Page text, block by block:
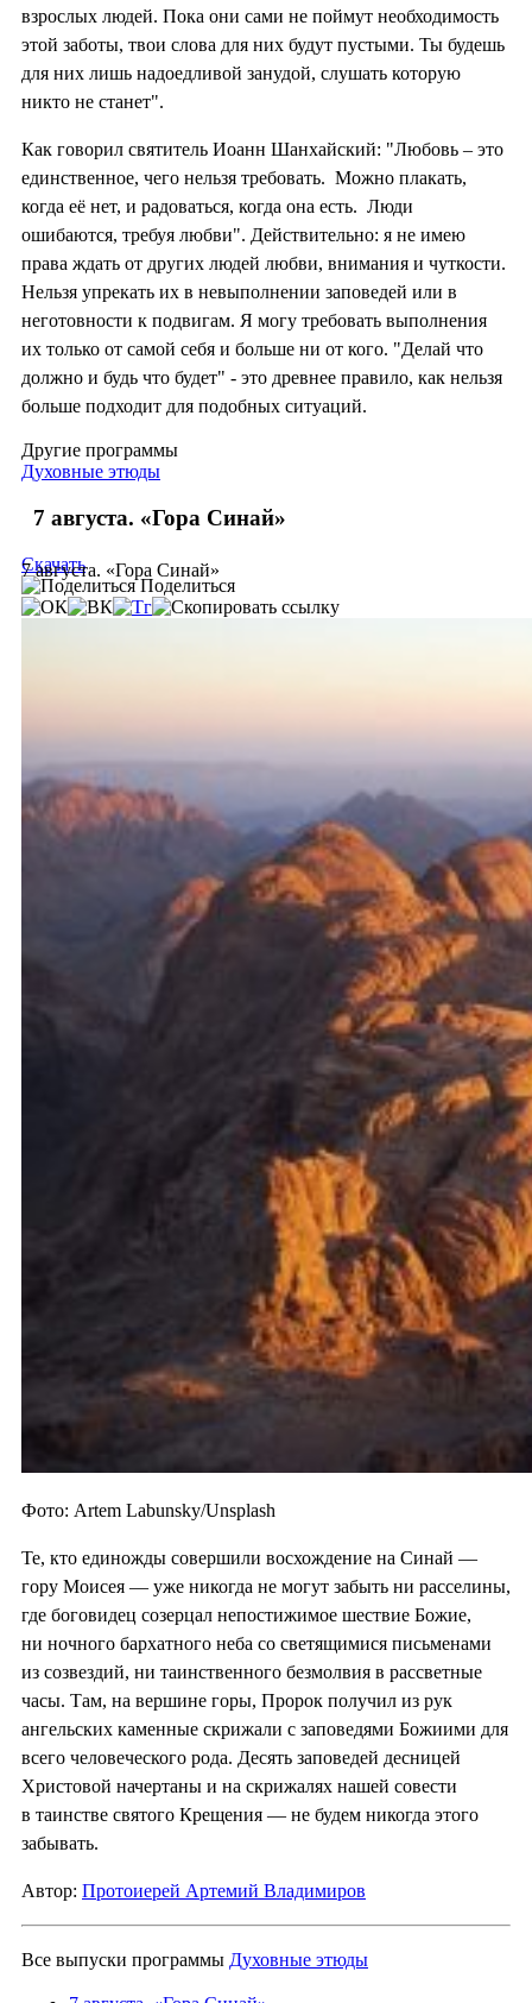
взрослых людей. Пока они сами не поймут необходимость
этой заботы, твои слова для них будут пустыми. Ты будешь
для них лишь надоедливой занудой, слушать которую
никто не станет".
Как говорил святитель Иоанн Шанхайский: "Любовь – это
единственное, чего нельзя требовать. Можно плакать,
когда её нет, и радоваться, когда она есть. Люди
ошибаются, требуя любви". Действительно: я не имею
права ждать от других людей любви, внимания и чуткости.
Нельзя упрекать их в невыполнении заповедей или в
неготовности к подвигам. Я могу требовать выполнения
их только от самой себя и больше ни от кого. "Делай что
должно и будь что будет" - это древнее правило, как нельзя
больше подходит для подобных ситуаций.
Другие программы
Духовные этюды
7 августа. «Гора Синай»
7 августа. «Гора Синай»
Скачать
Поделиться
Фото: Artem Labunsky/Unsplash
Те, кто единожды совершили восхождение на Синай —
гору Моисея — уже никогда не могут забыть ни расселины,
где боговидец созерцал непостижимое шествие Божие,
ни ночного бархатного неба со светящимися письменами
из созвездий, ни таинственного безмолвия в рассветные
часы. Там, на вершине горы, Пророк получил из рук
ангельских каменные скрижали с заповедями Божиими для
всего человеческого рода. Десять заповедей десницей
Христовой начертаны и на скрижалях нашей совести
в таинстве святого Крещения — не будем никогда этого
забывать.
Автор: Протоиерей Артемий Владимиров
Все выпуски программы Духовные этюды